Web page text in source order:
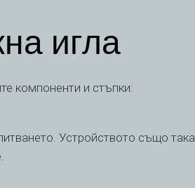
игла
компоненти и стъпки:
Устройството също така